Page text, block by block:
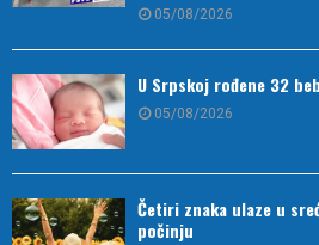
05/08/2026
U Srpskoj rođene 32
05/08/2026
Četiri znaka ulaze u
počinju